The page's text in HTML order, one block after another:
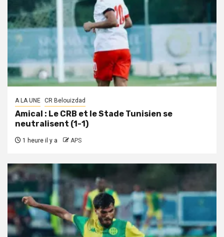
A LA UNE CR Belouizdad
Amical : Le CRB et le Stade Tunisien se
neutralisent (1-1)
1 heure il y a APS